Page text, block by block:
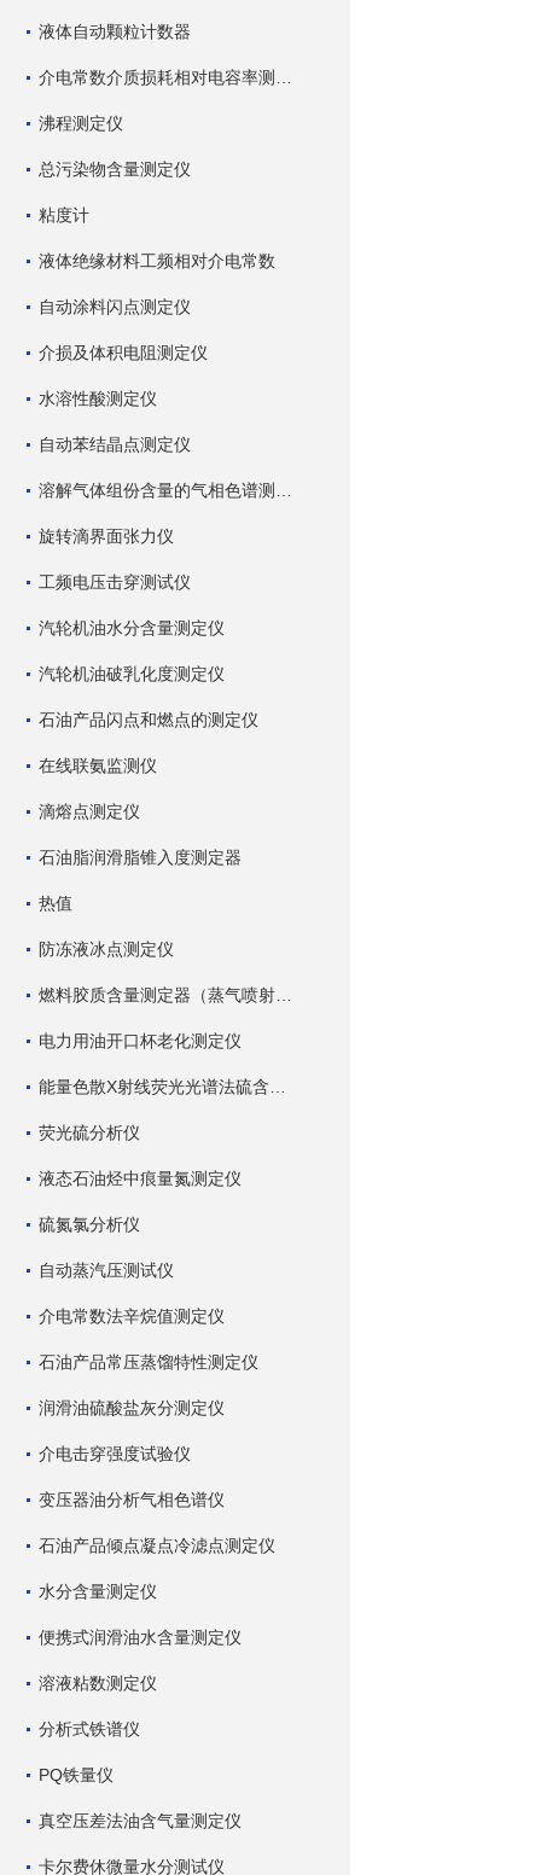
液体自动颗粒计数器
沸程测定仪
总污染物含量测定仪
粘度计
液体绝缘材料工频相对介电常数
自动涂料闪点测定仪
介损及体积电阻测定仪
水溶性酸测定仪
自动苯结晶点测定仪
旋转滴界面张力仪
工频电压击穿测试仪
汽轮机油水分含量测定仪
汽轮机油破乳化度测定仪
石油产品闪点和燃点的测定仪
在线联氨监测仪
滴熔点测定仪
石油脂润滑脂锥入度测定器
热值
防冻液冰点测定仪
电力用油开口杯老化测定仪
荧光硫分析仪
液态石油烃中痕量氮测定仪
硫氮氯分析仪
自动蒸汽压测试仪
介电常数法辛烷值测定仪
石油产品常压蒸馏特性测定仪
润滑油硫酸盐灰分测定仪
介电击穿强度试验仪
变压器油分析气相色谱仪
石油产品倾点凝点冷滤点测定仪
水分含量测定仪
便携式润滑油水含量测定仪
溶液粘数测定仪
分析式铁谱仪
PQ铁量仪
真空压差法油含气量测定仪
卡尔费休微量水分测试仪